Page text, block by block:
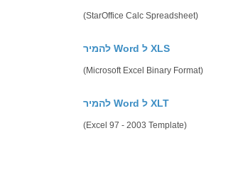
(StarOffice Calc Spreadsheet)
להמיר Word ל XLS
(Microsoft Excel Binary Format)
להמיר Word ל XLT
(Excel 97 - 2003 Template)